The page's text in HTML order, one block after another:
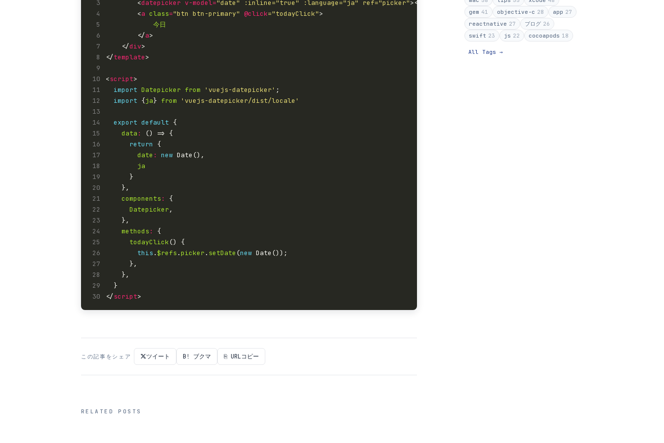
3
        <
datepicker v-model="date" :inline="true" :language="ja" ref="picker"></
4
        <
a class="btn btn-primary" @click="todayClick"
5
今日
6
        </
a
7
    </
div
8
</template
9
10
<script
11
import Datepicker from 'vuejs-datepicker'
12
import {ja} from
'vuejs-datepicker/dist/locale'
13
14
export default
15
data :
16
return
17
date : new
18
ja
19
20
21
components :
22
Datepicker
23
24
methods :
25
todayClick
26
this .$refs .picker . setDate (new
27
28
29
30
</script
この記事をシェア ツイート B! ブクマ ⎘ URLコピー
RELATED POSTS
gem 41 objective-c 28 app 27
reactnative 27 ブログ 26
swift 23 js 22 cocoapods 18
All Tags →